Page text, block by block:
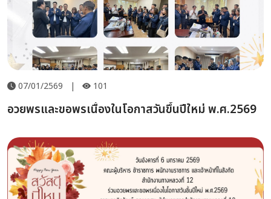
07/01/2569 | 101
อวยพรและขอพรเนื่องในโอกาสวันขึ้นปีใหม่ พ.ศ.2569